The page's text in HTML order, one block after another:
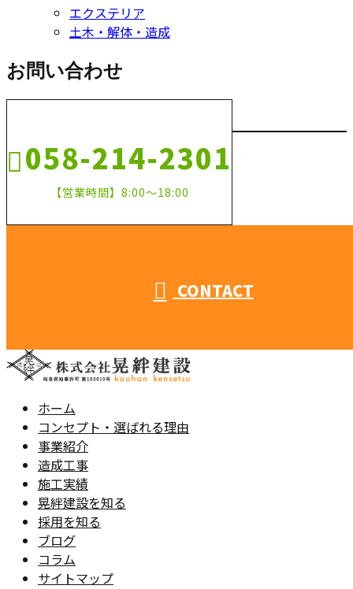
エクステリア
土木・解体・造成
お問い合わせ
058-214-2301
【営業時間】8:00～18:00
CONTACT
ホーム
コンセプト・選ばれる理由
事業紹介
造成工事
施工実績
晃絆建設を知る
採用を知る
ブログ
コラム
サイトマップ